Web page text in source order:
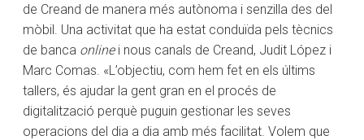
de Creand de manera més autònoma i senzilla des del
mòbil. Una activitat que ha estat conduïda pels tècnics
de banca onlinei nous canals de Creand, Judit López i
Marc Comas. «L’objectiu, com hem fet en els últims
tallers, és ajudar la gent gran en el procés de
digitalització perquè puguin gestionar les seves
operacions del dia a dia amb més facilitat. Volem que